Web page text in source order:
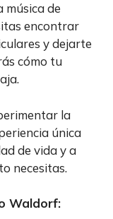
música de
encontrar
y dejarte
cómo tu
la
única
de vida y a
necesitas.
Waldorf: